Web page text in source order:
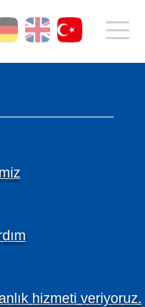
hizmeti veriyoruz.